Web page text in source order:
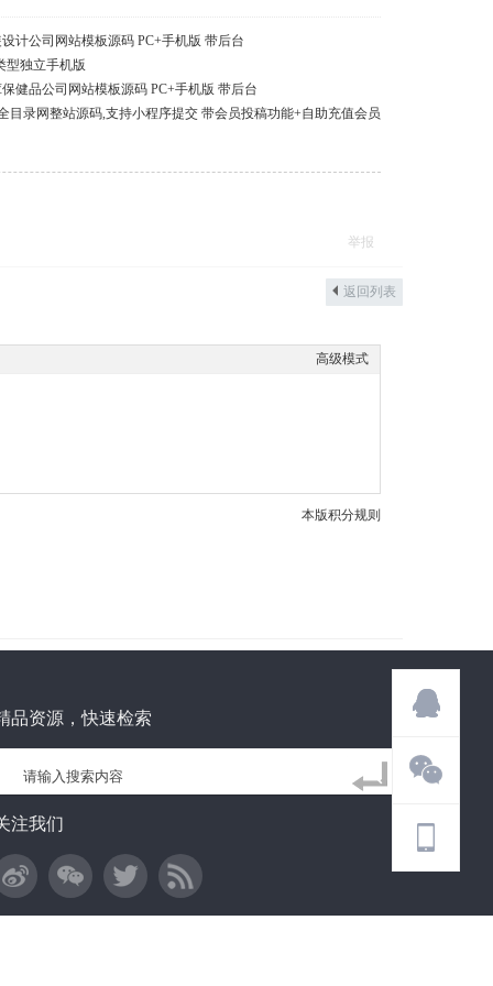
计公司网站模板源码 PC+手机版 带后台
型独立手机版
健品公司网站模板源码 PC+手机版 带后台
目录网整站源码,支持小程序提交 带会员投稿功能+自助充值会员
举报
返回列表
高级模式
本版积分规则
品资源，快速检索
注我们